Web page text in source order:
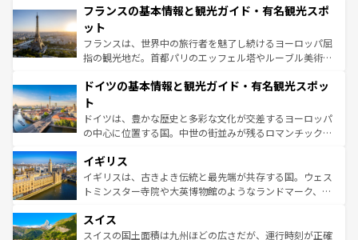
なお、新着のイタリア情報はコンテンツ一覧を参照してほ
しい。
文化が根付くこの国では、情熱的なフラメンコ、熱気あふ
れる闘牛、そして美味しいタパスが生活の一部となってい
る。首都マドリードの洗練された雰囲気や、バルセロナの
アートに溢れた街角から、地方では古代ローマ遺跡や中世
せる。地方によって風土や気候が異なるスペインはその個
ンテンツ一覧 を参照してほしい。
フランスの基本情報と観光ガイド・有名観光スポ
ット
フランスは、世界中の旅行者を魅了し続けるヨーロッパ屈
指の観光地だ。首都パリのエッフェル塔やルーブル美術館
で、幅広い魅力が詰まっている。華麗な宮殿、歴史的な大
聖堂、美しいビーチ、そして豊かな自然が、訪れる者を心
から魅了する。また、フランスは美食の国としても知ら
れ、フランス料理はユネスコ無形文化遺産にも登録されて
香り高いラベンダー畑など、多彩な楽しみ方が可能だ。さ
らに、パリ以外の地域にも魅力が溢れており、どの街角に
も豊かな歴史と文化が息づいている。パリ以外の個性あふ
を参照してほしい。
ドイツの基本情報と観光ガイド・有名観光スポッ
ト
ドイツは、豊かな歴史と多彩な文化が交差するヨーロッパ
の中心に位置する国。中世の街並みが残るロマンチック街
顔を持つこの国は、どこを歩いても飽きることがない。ベ
ルリンの文化的活気、バイエルン州のアルプスの絶景、そ
してライン川沿いのワイン畑といった風景は必見。ビール
は、お酒好きな人にはぜひ体験してほしい。 なお、新着の
ドイツ情報はコンテンツ一覧を参照してほしい。
イギリス
イギリスは、古きよき伝統と最先端が共存する国。ウェス
トミンスター寺院や大英博物館のようなランドマーク、歴
リアごとに異なる魅力がある。また、優雅なアフタヌーン
ティー、ビール好きにはたまらない英国パブ、サッカー観
スイス
スイスの国土面積は九州ほどの広さだが、運行時刻が正確